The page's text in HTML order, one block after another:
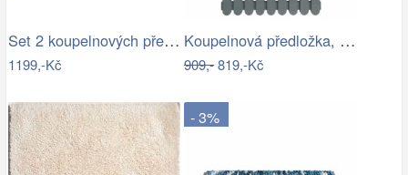
Set 2 koupelnových předložek MERKUR
1199,-Kč
Koupelnová předložka, 50 x 80 cm, šedá,…
909,-819,-Kč
- 3%